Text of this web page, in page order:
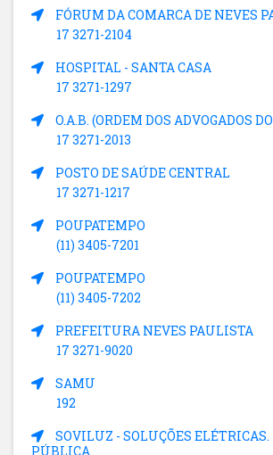
FÓRUM DA COMARCA DE NEVES
17 3271-2104
HOSPITAL - SANTA CASA
17 3271-1297
O.A.B. (ORDEM DOS ADVOGADOS
17 3271-2013
POSTO DE SAÚDE CENTRAL
17 3271-1217
POUPATEMPO
(11) 3405-7201
POUPATEMPO
(11) 3405-7202
PREFEITURA NEVES PAULISTA
17 3271-9020
SAMU
192
SOVILUZ - SOLUÇÕES
PÚBLICA